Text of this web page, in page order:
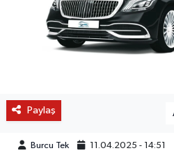
Paylaş
Burcu Tek 11.04.2025 - 14:51